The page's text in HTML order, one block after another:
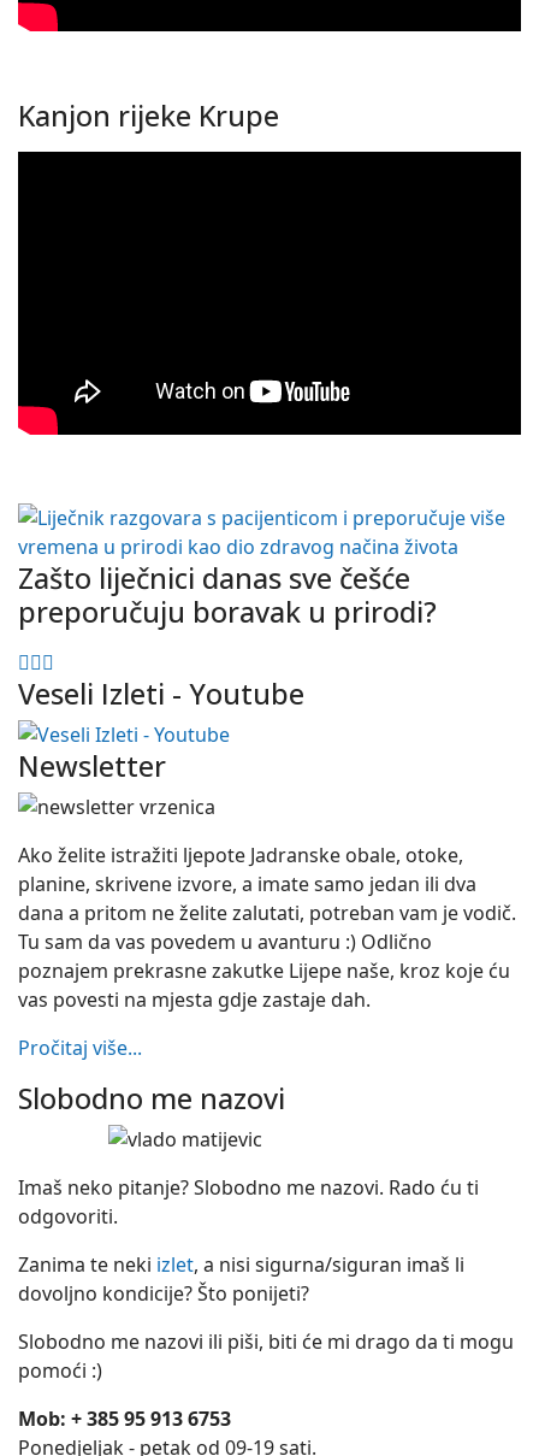
Kanjon rijeke Krupe
Zašto liječnici danas sve češće
preporučuju boravak u prirodi?
Veseli Izleti - Youtube
Newsletter
Ako želite istražiti ljepote Jadranske obale, otoke,
planine, skrivene izvore, a imate samo jedan ili dva
dana a pritom ne želite zalutati, potreban vam je vodič.
Tu sam da vas povedem u avanturu :) Odlično
poznajem prekrasne zakutke Lijepe naše, kroz koje ću
vas povesti na mjesta gdje zastaje dah.
Pročitaj više...
Slobodno me nazovi
Imaš neko pitanje? Slobodno me nazovi. Rado ću ti
odgovoriti.
Zanima te neki izlet, a nisi sigurna/siguran imaš li
dovoljno kondicije? Što ponijeti?
Slobodno me nazovi ili piši, biti će mi drago da ti mogu
pomoći :)
Mob: + 385 95 913 6753
Ponedjeljak - petak od 09-19 sati.